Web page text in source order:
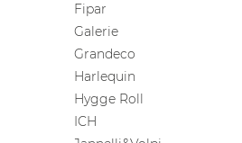
Fipar
Galerie
Grandeco
Harlequin
Hygge Roll
ICH